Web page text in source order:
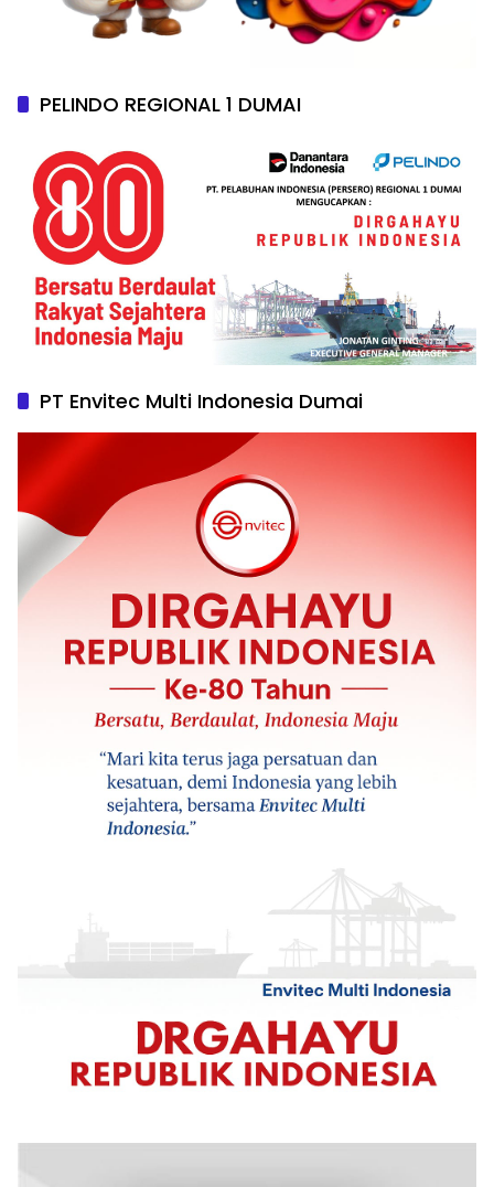
PELINDO REGIONAL 1 DUMAI
PT Envitec Multi Indonesia Dumai